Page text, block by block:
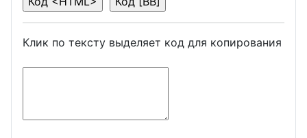
Клик по тексту выделяет код для копирования